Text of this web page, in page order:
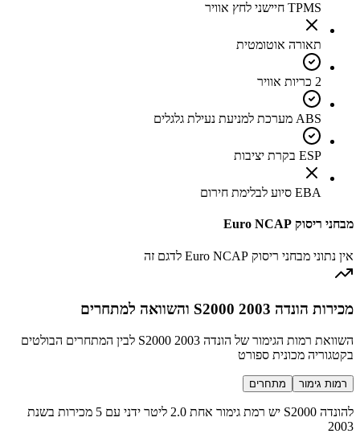
TPMS חיישני לחץ אוויר
תאורה אוטומטית
2 כריות אוויר
ABS מערכת למניעת נעילת גלגלים
ESP בקרת יציבות
EBA סיוע לבלימת חירום
מבחני ריסוק Euro NCAP
אין נתוני מבחני ריסוק Euro NCAP לדגם זה
מכירות הונדה S2000 2003 והשוואה למתחרים
השוואת רמות הגימור של הונדה S2000 2003 לבין המתחרים הבולטים
בקטגוריה מכונית ספורט
רמות גימור מתחרים
להונדה S2000 יש רמת גימור אחת 2.0 ליטר ידני עם 5 מכירות בשנת
2003